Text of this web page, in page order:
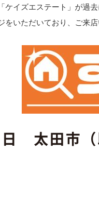
ケイズエステート」が過
をいただいており、ご来
太田市（